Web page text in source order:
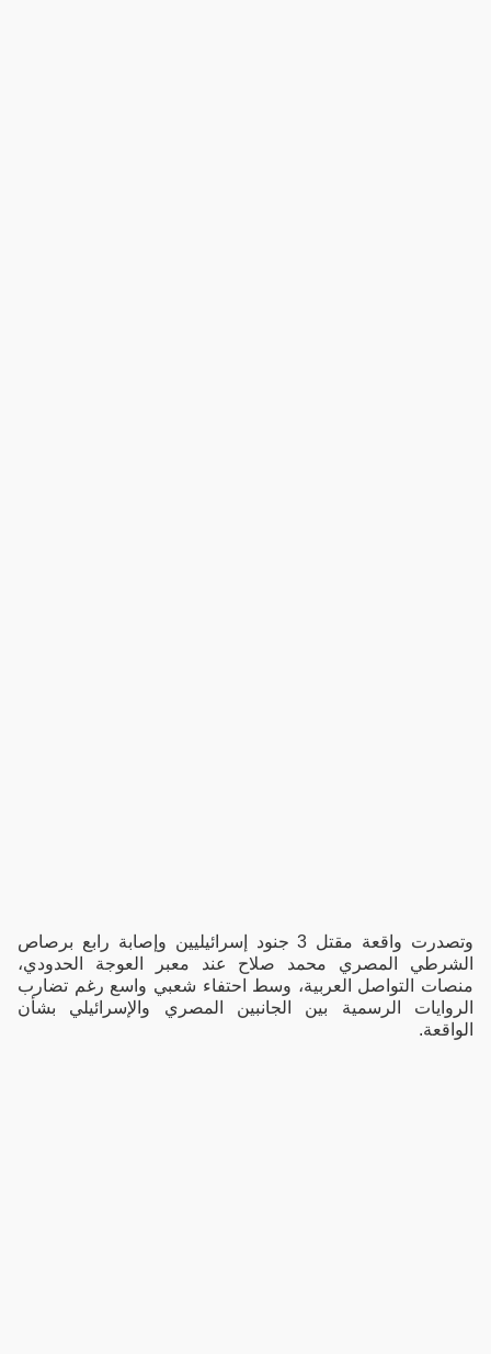
وتصدرت واقعة مقتل 3 جنود إسرائيليين وإصابة رابع برصاص
الشرطي المصري محمد صلاح عند معبر العوجة الحدودي،
منصات التواصل العربية، وسط احتفاء شعبي واسع رغم تضارب
الروايات الرسمية بين الجانبين المصري والإسرائيلي بشأن
الواقعة.